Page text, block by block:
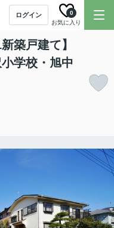
ログイン
お気に入り
0
築戸建て】
学校・旭中